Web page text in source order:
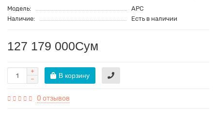
Модель:
APC
Наличие:
Есть в наличии
127 179 000Сум
В корзину
0 отзывов